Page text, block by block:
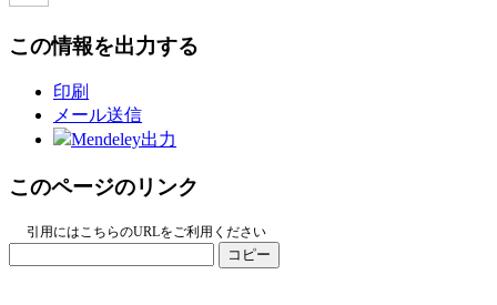
この情報を出力する
印刷
メール送信
Mendeley出力
このページのリンク
引用にはこちらのURLをご利用ください
コピー